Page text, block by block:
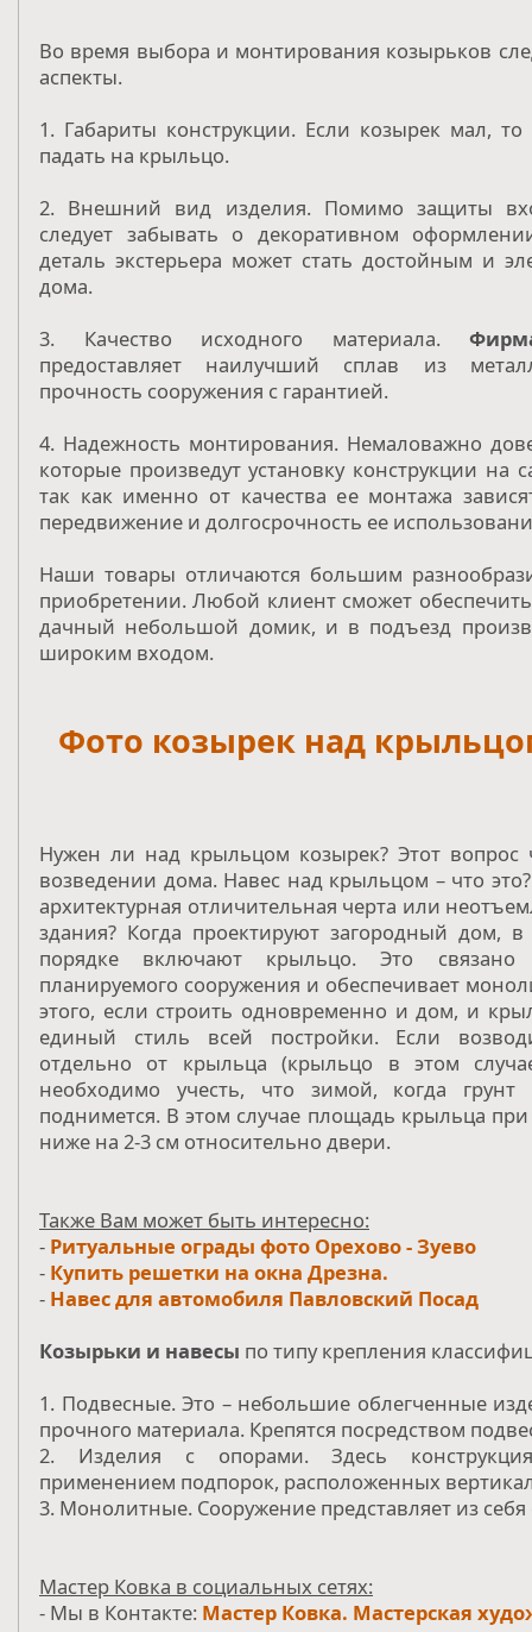
Во время выбора и монтирования козырьков
аспекты.
1. Габариты конструкции. Если козырек мал, то
падать на крыльцо.
2. Внешний вид изделия. Помимо защиты
следует забывать о декоративном
деталь экстерьера может стать достойным и
дома.
3. Качество исходного материала.
предоставляет наилучший сплав из
прочность сооружения с гарантией.
4. Надежность монтирования. Немаловажно
которые произведут установку конструкции на
так как именно от качества ее монтажа
передвижение и долгосрочность ее
Наши товары отличаются большим
приобретении. Любой клиент сможет
дачный небольшой домик, и в подъезд
широким входом.
Фото козырек над
Нужен ли над крыльцом козырек? Этот вопрос
возведении дома. Навес над крыльцом – что
архитектурная отличительная черта или
здания? Когда проектируют загородный дом,
порядке включают крыльцо. Это связано
планируемого сооружения и обеспечивает
этого, если строить одновременно и дом, и
единый стиль всей постройки. Если
отдельно от крыльца (крыльцо в этом
необходимо учесть, что зимой, когда грунт
поднимется. В этом случае площадь крыльца при
ниже на 2-3 см относительно двери.
Также Вам может быть интересно:
- Ритуальные ограды фото Орехово - Зуево
- Купить решетки на окна Дрезна.
- Навес для автомобиля Павловский Посад
Козырьки и навесы по типу крепления
1. Подвесные. Это – небольшие облегченные
прочного материала. Крепятся посредством
2. Изделия с опорами. Здесь конструкция
применением подпорок, расположенных
3. Монолитные. Сооружение представляет из
Мастер Ковка в социальных сетях:
- Мы в Контакте: Мастер Ковка. Мастерская